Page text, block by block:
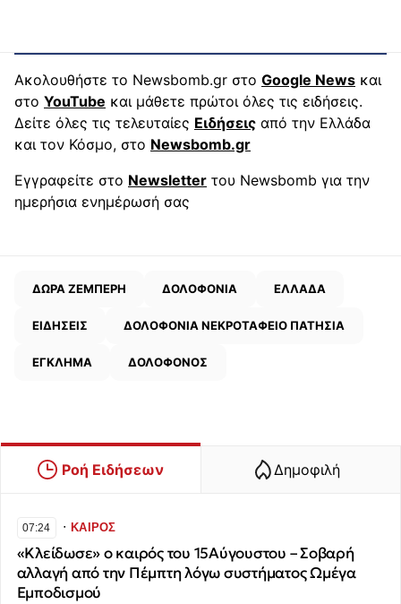
Ακολουθήστε το Newsbomb.gr στο Google News και
στο YouTube και μάθετε πρώτοι όλες τις ειδήσεις.
Δείτε όλες τις τελευταίες Ειδήσεις από την Ελλάδα
και τον Κόσμο, στο Newsbomb.gr
Εγγραφείτε στο Newsletter του Newsbomb για την
ημερήσια ενημέρωσή σας
ΔΩΡΑ ΖΕΜΠΕΡΗ ΔΟΛΟΦΟΝΙΑ ΕΛΛΑΔΑ
ΕΙΔΗΣΕΙΣ ΔΟΛΟΦΟΝΙΑ ΝΕΚΡΟΤΑΦΕΙΟ ΠΑΤΗΣΙΑ
ΕΓΚΛΗΜΑ ΔΟΛΟΦΟΝΟΣ
Ροή Ειδήσεων Δημοφιλή
07:24 ∙ΚΑΙΡΟΣ
«Κλείδωσε» ο καιρός του 15Αύγουστου – Σοβαρή
αλλαγή από την Πέμπτη λόγω συστήματος Ωμέγα
Εμποδισμού